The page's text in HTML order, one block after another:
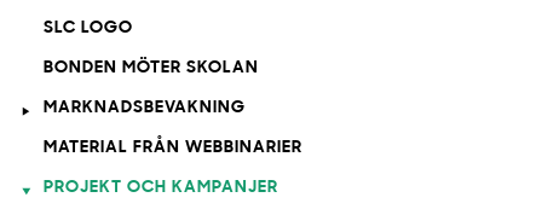
SLC LOGO
BONDEN MÖTER SKOLAN
MARKNADSBEVAKNING
MATERIAL FRÅN WEBBINARIER
PROJEKT OCH KAMPANJER